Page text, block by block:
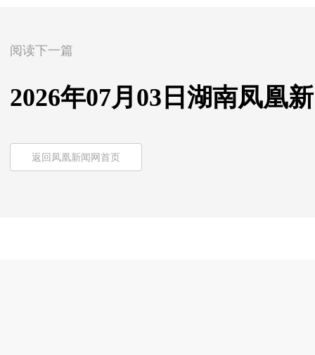
阅读下一篇
2026年07月03日湖南凤凰
返回凤凰新闻网首页